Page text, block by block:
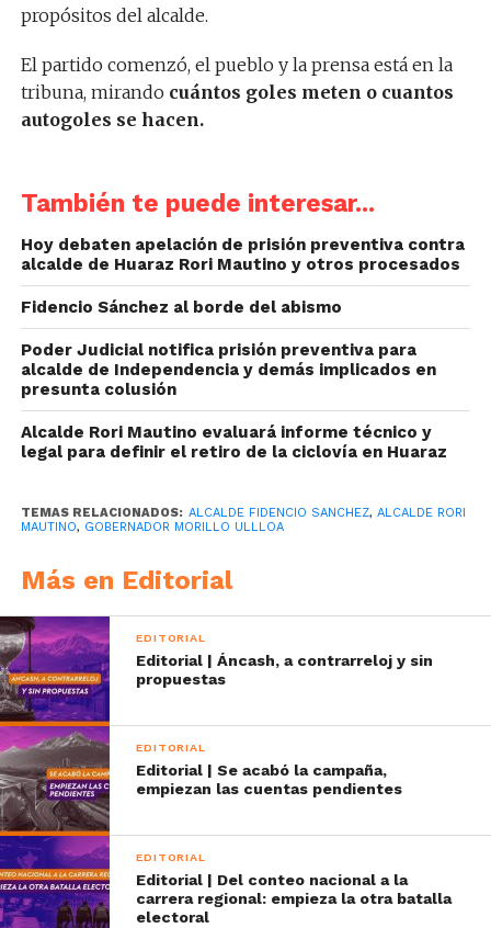
propósitos del alcalde.
El partido comenzó, el pueblo y la prensa está en la
tribuna, mirando cuántos goles meten o cuantos
autogoles se hacen.
También te puede interesar...
Hoy debaten apelación de prisión preventiva contra
alcalde de Huaraz Rori Mautino y otros procesados
Fidencio Sánchez al borde del abismo
Poder Judicial notifica prisión preventiva para
alcalde de Independencia y demás implicados en
presunta colusión
Alcalde Rori Mautino evaluará informe técnico y
legal para definir el retiro de la ciclovía en Huaraz
TEMAS RELACIONADOS: ALCALDE FIDENCIO SANCHEZ, ALCALDE RORI
MAUTINO, GOBERNADOR MORILLO ULLLOA
Más en Editorial
EDITORIAL
Editorial | Áncash, a contrarreloj y sin
propuestas
EDITORIAL
Editorial | Se acabó la campaña,
empiezan las cuentas pendientes
EDITORIAL
Editorial | Del conteo nacional a la
carrera regional: empieza la otra batalla
electoral